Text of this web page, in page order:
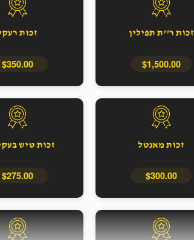
זכות ר''ת תפילין
$1,500.00
זכות
$350.00
זכות מאנטל
$300.00
זכות טיש
$275.00